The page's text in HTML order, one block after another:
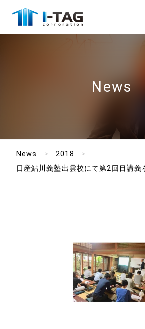
News
News
2018
日産鮎川義塾出雲校にて第2回目講義